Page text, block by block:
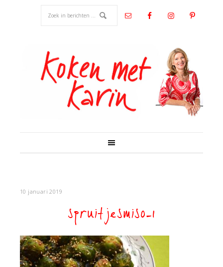
10 januari 2019
spruitjesmiso-1